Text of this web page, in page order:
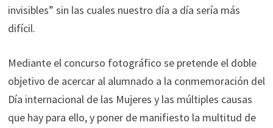
invisibles” sin las cuales nuestro día a día sería más
difícil.
Mediante el concurso fotográfico se pretende el doble
objetivo de acercar al alumnado a la conmemoración del
Día internacional de las Mujeres y las múltiples causas
que hay para ello, y poner de manifiesto la multitud de